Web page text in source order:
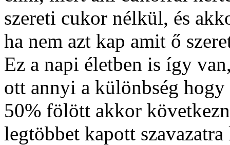
szereti cukor nélkül, és
ha nem azt kap amit ő
Ez a napi életben is így
ott annyi a különbség hogy
50% fölött akkor
legtöbbet kapott